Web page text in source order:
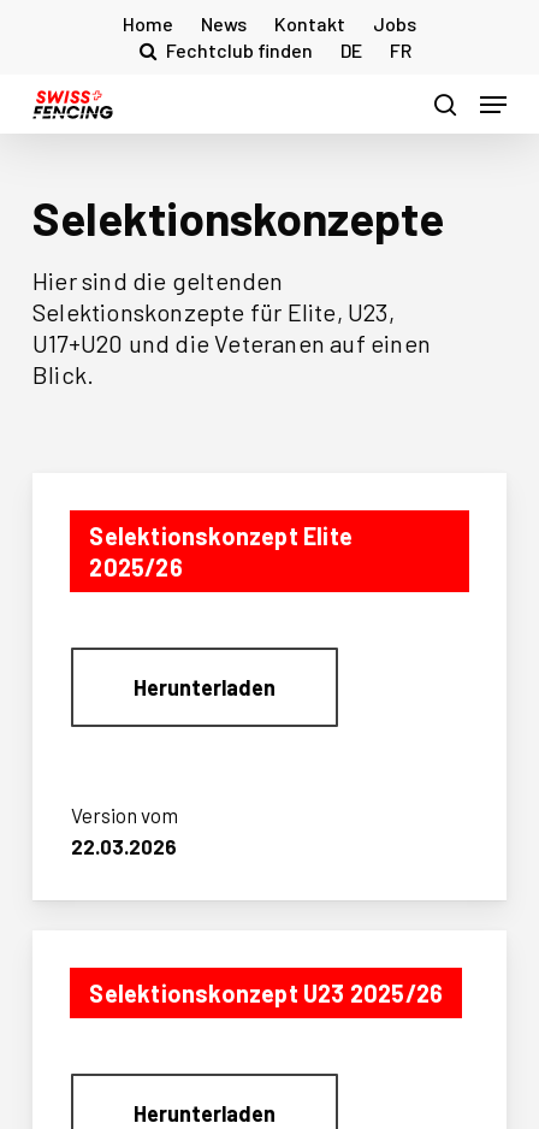
content
Home News Kontakt
Jobs
Fechtclub finden
DE FR
search
Menu
Selektionskonzepte
Hier sind die geltenden
Selektionskonzepte für Elite, U23,
U17+U20 und die Veteranen auf einen
Blick.
Selektionskonzept Elite
2025/26
Herunterladen
Version vom
22.03.2026
Selektionskonzept U23 2025/26
Herunterladen